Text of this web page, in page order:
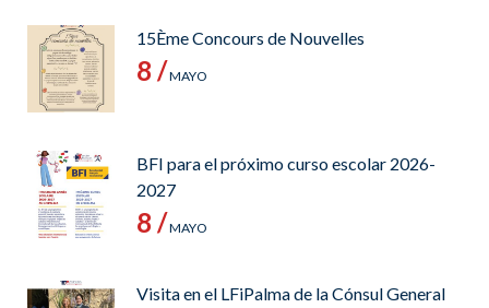
15Ème Concours de Nouvelles
8 /MAYO
BFI para el próximo curso escolar 2026-
2027
8 /MAYO
Visita en el LFiPalma de la Cónsul General